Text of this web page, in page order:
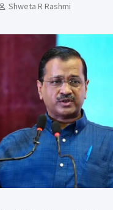
Shweta R Rashmi